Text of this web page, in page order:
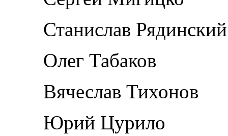
Станислав Рядинский
Олег Табаков
Вячеслав Тихонов
Юрий Цурило